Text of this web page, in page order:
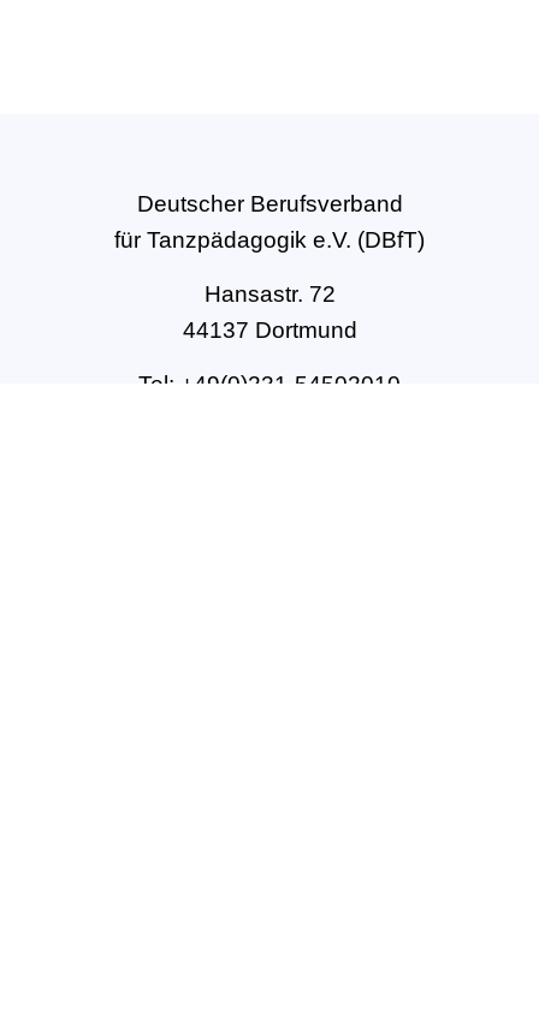
Deutscher Berufsverband
für Tanzpädagogik e.V. (DBfT)
Hansastr. 72
44137 Dortmund
Tel: +49(0)231-54502010